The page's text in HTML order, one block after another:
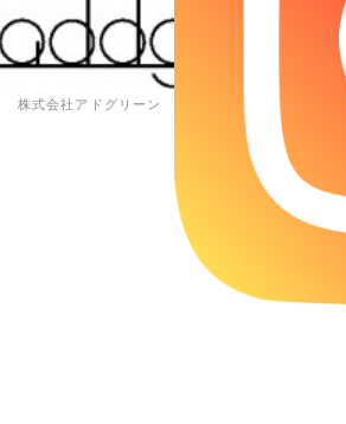
株式会社アドグリーン